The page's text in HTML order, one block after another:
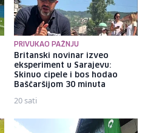
PRIVUKAO PAŽNJU
Britanski novinar izveo
eksperiment u Sarajevu:
Skinuo cipele i bos hodao
Baščaršijom 30 minuta
20 sati